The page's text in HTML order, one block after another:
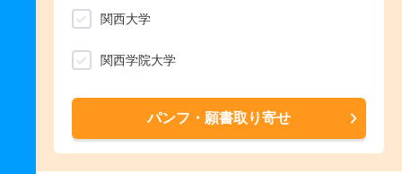
関西大学
関西学院大学
パンフ・願書取り寄せ